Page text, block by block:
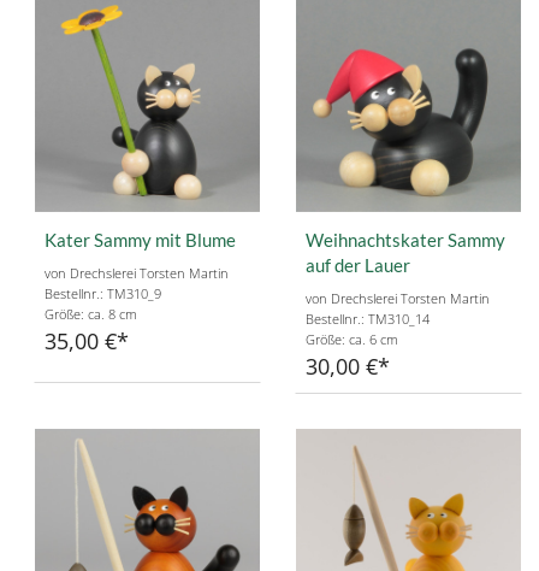
Kater Sammy mit Blume
von Drechslerei Torsten Martin
Bestellnr.: TM310_9
Größe: ca. 8 cm
35,00 €
Weihnachtskater Sammy
auf der Lauer
von Drechslerei Torsten Martin
Bestellnr.: TM310_14
Größe: ca. 6 cm
30,00 €